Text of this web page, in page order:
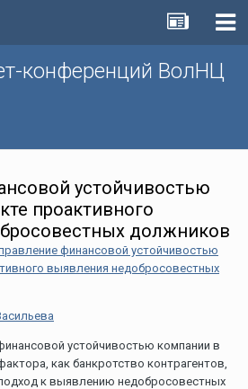
конференций ВолНЦ
устойчивостью
проактивного
должников
финансовой устойчивостью
выявления недобросовестных
устойчивостью компании в
как банкротство контрагентов,
к выявлению недобросовестных